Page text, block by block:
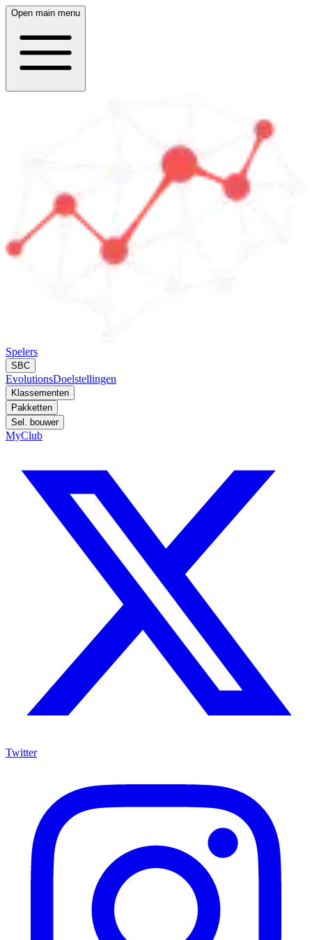
Open main menu
Spelers
SBC
EvolutionsDoelstellingen
Klassementen
Pakketten
Sel. bouwer
MyClub
Twitter